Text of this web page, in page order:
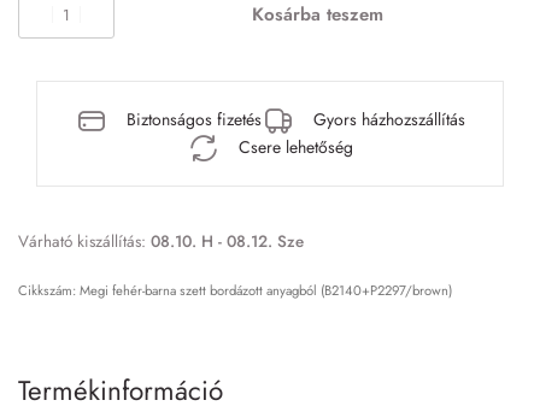
Kosárba teszem
Biztonságos fizetés
Gyors házhozszállítás
Csere lehetőség
Várható kiszállítás: 08.10. H - 08.12. Sze
Megi fehér-barna szett bordázott anyagból (B2140+P2297/brown)
Termékinformáció